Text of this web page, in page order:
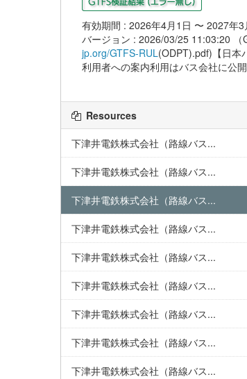
有効期間 : 2026年4月1日 〜 2027年3
バージョン : 2026/03/25 11:03:20
jp.org/GTFS-RUL(ODPT).pdf)【日本
利用者への案内利用はバス会社に公
Resources
下津井電鉄株式会社（路線バス...
下津井電鉄株式会社（路線バス...
下津井電鉄株式会社（路線バス...
下津井電鉄株式会社（路線バス...
下津井電鉄株式会社（路線バス...
下津井電鉄株式会社（路線バス...
下津井電鉄株式会社（路線バス...
下津井電鉄株式会社（路線バス...
下津井電鉄株式会社（路線バス...